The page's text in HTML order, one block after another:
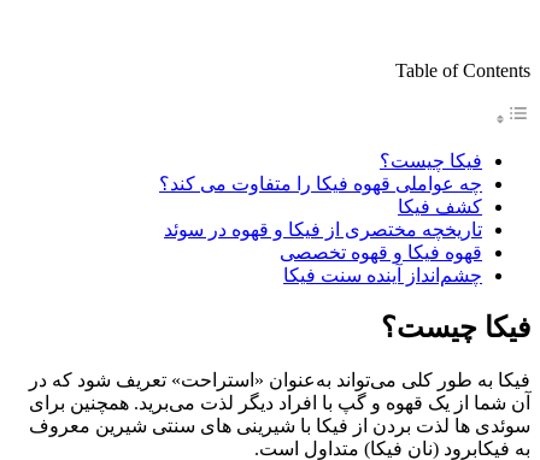
Table of Contents
فیکا چیست؟
چه عواملی قهوه فیکا را متفاوت می کند؟
کشف فیکا
تاریخچه مختصری از فیکا و قهوه در سوئد
قهوه فیکا و قهوه تخصصی
چشم‌انداز آینده سنت فیکا
فیکا چیست؟
فیکا به طور کلی می‌تواند به‌عنوان «استراحت» تعریف شود که در
آن شما از یک قهوه و گپ با افراد دیگر لذت می‌برید. همچنین برای
سوئدی ها لذت بردن از فیکا با شیرینی های سنتی شیرین معروف
به فیکابرود (نان فیکا) متداول است.